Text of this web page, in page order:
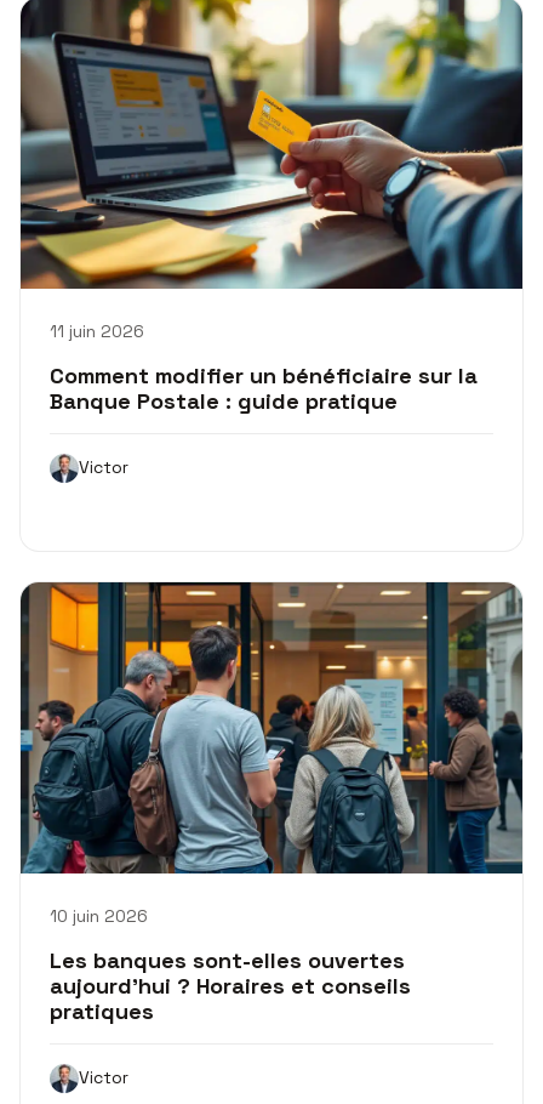
11 juin 2026
Comment modifier un bénéficiaire sur la
Banque Postale : guide pratique
Victor
10 juin 2026
Les banques sont-elles ouvertes
aujourd’hui ? Horaires et conseils
pratiques
Victor